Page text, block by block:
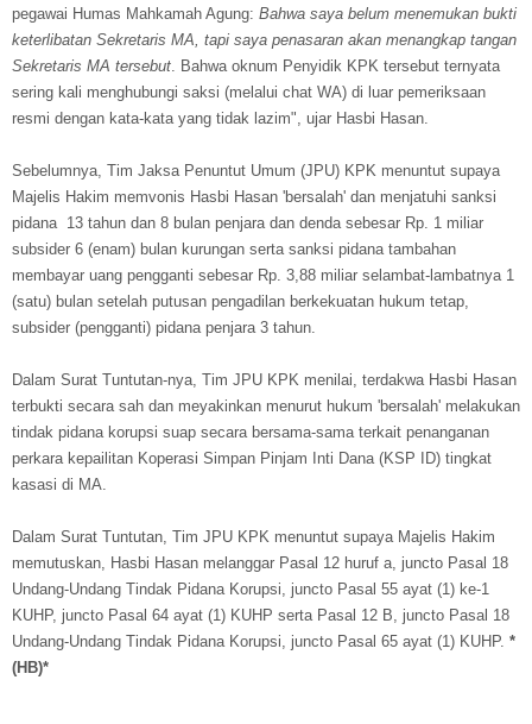
pegawai Humas Mahkamah Agung: Bahwa saya belum menemukan bukti
keterlibatan Sekretaris MA, tapi saya penasaran akan menangkap tangan
Sekretaris MA tersebut. Bahwa oknum Penyidik KPK tersebut ternyata
sering kali menghubungi saksi (melalui chat WA) di luar pemeriksaan
resmi dengan kata-kata yang tidak lazim", ujar Hasbi Hasan.
Sebelumnya, Tim Jaksa Penuntut Umum (JPU) KPK menuntut supaya
Majelis Hakim memvonis Hasbi Hasan 'bersalah' dan menjatuhi sanksi
pidana 13 tahun dan 8 bulan penjara dan denda sebesar Rp. 1 miliar
subsider 6 (enam) bulan kurungan serta sanksi pidana tambahan
membayar uang pengganti sebesar Rp. 3,88 miliar selambat-lambatnya 1
(satu) bulan setelah putusan pengadilan berkekuatan hukum tetap,
subsider (pengganti) pidana penjara 3 tahun.
Dalam Surat Tuntutan-nya, Tim JPU KPK menilai, terdakwa Hasbi Hasan
terbukti secara sah dan meyakinkan menurut hukum 'bersalah' melakukan
tindak pidana korupsi suap secara bersama-sama terkait penanganan
perkara kepailitan Koperasi Simpan Pinjam Inti Dana (KSP ID) tingkat
kasasi di MA.
Dalam Surat Tuntutan, Tim JPU KPK menuntut supaya Majelis Hakim
memutuskan, Hasbi Hasan melanggar Pasal 12 huruf a, juncto Pasal 18
Undang-Undang Tindak Pidana Korupsi, juncto Pasal 55 ayat (1) ke-1
KUHP, juncto Pasal 64 ayat (1) KUHP serta Pasal 12 B, juncto Pasal 18
Undang-Undang Tindak Pidana Korupsi, juncto Pasal 65 ayat (1) KUHP. *
(HB)*